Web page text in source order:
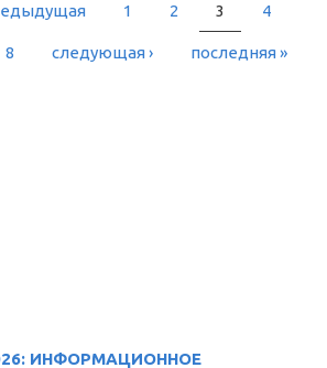
1 2 3 4
8 следующая › последняя »
ИНФОРМАЦИОННОЕ